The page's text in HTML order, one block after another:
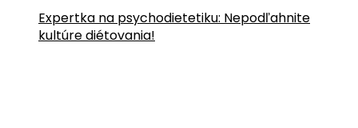
Expertka na psychodietetiku: Nepodľahnite
kultúre diétovania!